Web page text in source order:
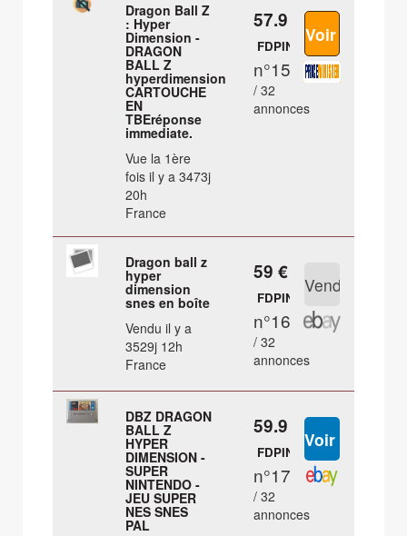
Dragon Ball Z
: Hyper
Dimension -
DRAGON
BALL Z
hyperdimension
CARTOUCHE
EN
TBEréponse
immediate.
Vue la 1ère
fois il y a 3473j
20h
France
57.9 €
FDPIN
n°15
/ 32
annonces
Dragon ball z
hyper
dimension
snes en boîte
Vendu il y a
3529j 12h
France
59 €
FDPIN
n°16
/ 32
annonces
DBZ DRAGON
BALL Z
HYPER
DIMENSION -
SUPER
NINTENDO -
JEU SUPER
NES SNES
PAL
59.9 €
FDPIN
n°17
/ 32
annonces